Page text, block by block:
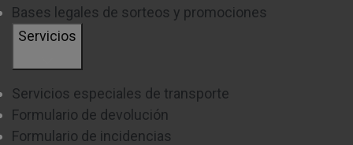
Bases legales de sorteos y promociones
Servicios
Servicios especiales de transporte
Formulario de devolución
Formulario de incidencias